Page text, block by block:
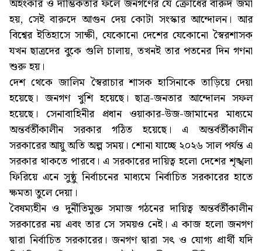
অহংকার ও দাম্ভিকতার ফলে জনগণের যে ক্রোধের বারুদ জমা
হয়, সেই বারুদে আগুন দেয় কোটা সংস্কার আন্দোলন। আর
বিশ্বের ইতিহাসে সাক্ষী, যেকোনো দেশের যেকোনো স্বৈরশাসক
যখন ছাত্রদের বুকে গুলি চালায়, তখনই তার পতনের দিন গণনা
শুরু হয়।
দেশ থেকে জালিম স্বৈরাচার শাসক হাসিনাকে তাড়িয়ে দেয়া
হয়েছে। জনগণ খুশি হয়েছে। ছাত্র-জনতার আন্দোলন সফল
হয়েছে। সেনাবাহিনীর প্রধান ওয়াকার-উজ-জামানের মাধ্যমে
অন্তর্বর্তীকালীন সরকার গঠিত হয়েছে। এ অন্তর্বর্তীকালীন
সরকারের আয়ু অতি অল্প সময়। শোনা যাচ্ছে ২০২৬ সাল পর্যন্ত এ
সরকার থাকতে পারবে। এ সরকারের দায়িত্ব হলো দেশের শৃঙ্খলা
ফিরিয়ে এনে সুষ্ঠু নির্বাচনের মাধ্যমে নির্বাচিত সরকারের হাতে
ক্ষমতা তুলে দেয়া।
বৈষম্যহীন ও দুর্নীতিমুক্ত সমাজ গঠনের দায়িত্ব অন্তর্বর্তীকালীন
সরকারের নয় এবং তার সে সময়ও নেই। এ কাজ হলো জনগণ
দ্বারা নির্বাচিত সরকারের। জনগণ দ্বারা সৎ ও যোগ্য প্রার্থী যদি